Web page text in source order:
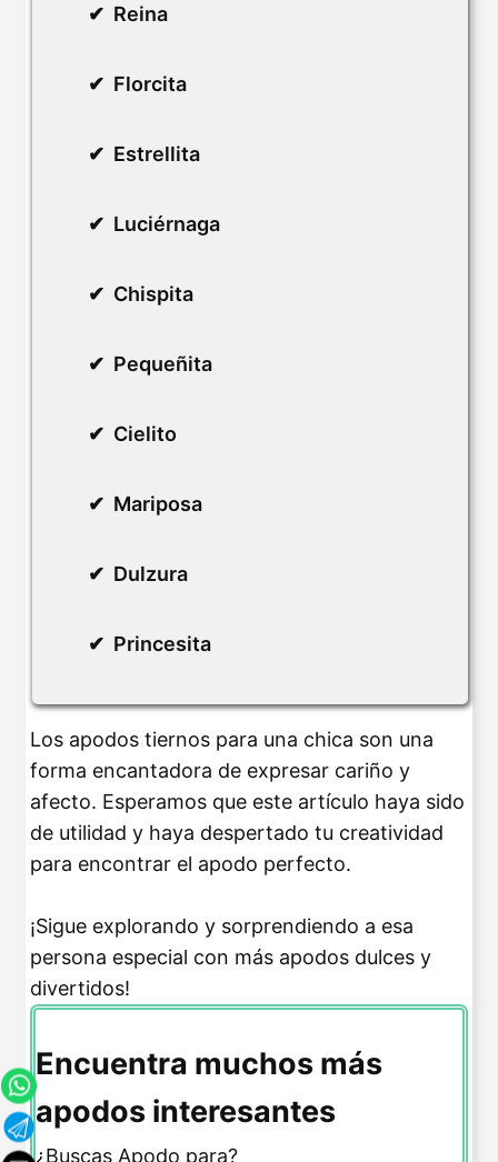
Reina
Florcita
Estrellita
Luciérnaga
Chispita
Pequeñita
Cielito
Mariposa
Dulzura
Princesita
Los apodos tiernos para una chica son una
forma encantadora de expresar cariño y
afecto. Esperamos que este artículo haya sido
de utilidad y haya despertado tu creatividad
para encontrar el apodo perfecto.
¡Sigue explorando y sorprendiendo a esa
persona especial con más apodos dulces y
divertidos!
Encuentra muchos más
apodos interesantes
¿Buscas Apodo para?